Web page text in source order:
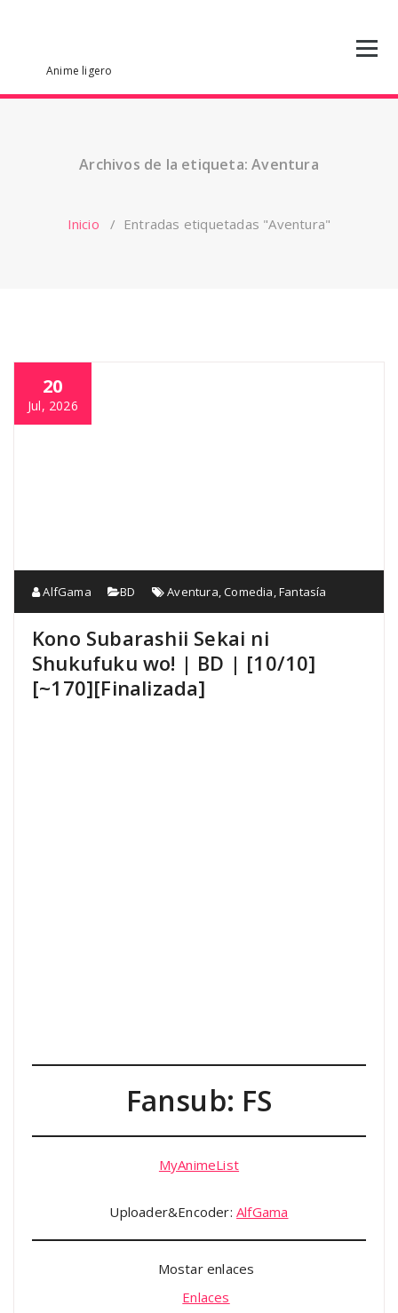
Anime ligero
Archivos de la etiqueta: Aventura
Inicio / Entradas etiquetadas "Aventura"
20
Jul, 2026
AlfGama BD Aventura ,Comedia ,Fantasía
Kono Subarashii Sekai ni
Shukufuku wo! | BD | [10/10]
[~170][Finalizada]
Fansub: FS
MyAnimeList
Uploader&Encoder:AlfGama
Mostar enlaces
Enlaces